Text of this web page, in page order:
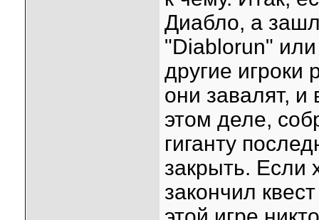
Диабло, а
"Diablorun"
другие
они завалят,
этом деле,
гиганту
закрыть. Если
закончил